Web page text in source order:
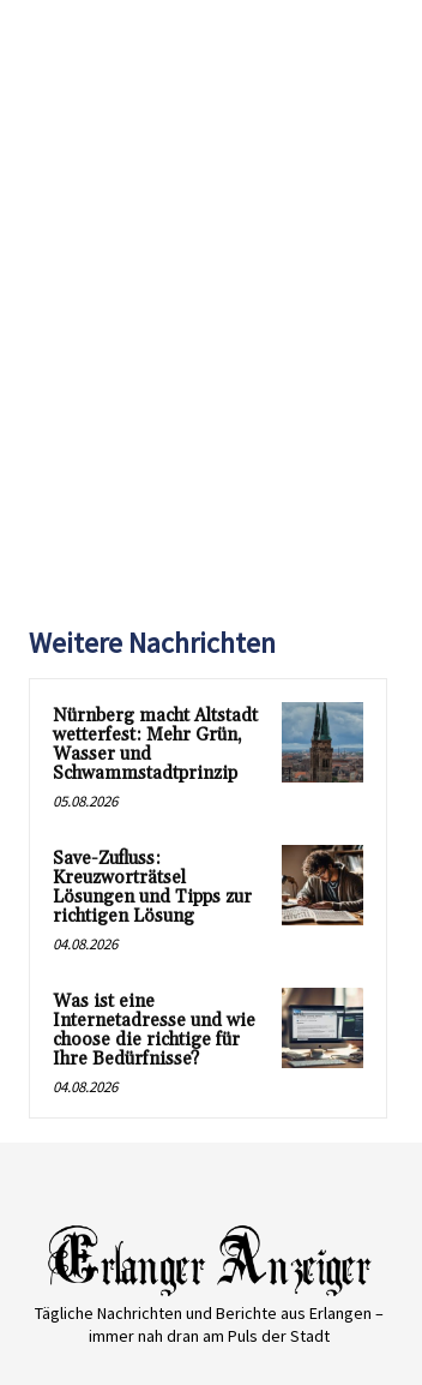
Weitere Nachrichten
Nürnberg macht Altstadt
wetterfest: Mehr Grün,
Wasser und
Schwammstadtprinzip
05.08.2026
Save-Zufluss:
Kreuzworträtsel
Lösungen und Tipps zur
richtigen Lösung
04.08.2026
Was ist eine
Internetadresse und wie
choose die richtige für
Ihre Bedürfnisse?
04.08.2026
Tägliche Nachrichten und Berichte aus Erlangen –
immer nah dran am Puls der Stadt